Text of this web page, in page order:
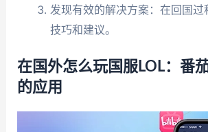
发现有效的解决方案：在回国过
技巧和建议。
在国外怎么玩国服LOL：番
的应用